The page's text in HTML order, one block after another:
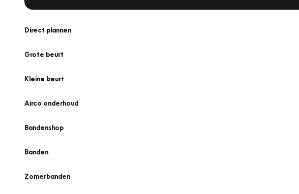
Direct plannen
Grote beurt
Kleine beurt
Airco onderhoud
Bandenshop
Banden
Zomerbanden